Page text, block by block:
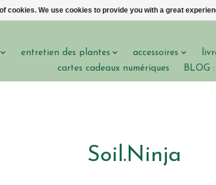
entretien des plantes accessoires
cartes cadeaux numériques
BLOG
Soil.Ninja
cookies. We use cookies to provide you with a great